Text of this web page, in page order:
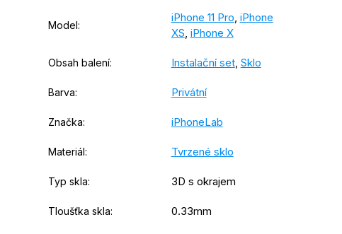
Model:
iPhone 11 Pro, iPhone
XS, iPhone X
Obsah balení: Instalační set, Sklo
Barva: Privátní
Značka: iPhoneLab
Materiál: Tvrzené sklo
Typ skla: 3D s okrajem
Tloušťka skla: 0.33mm